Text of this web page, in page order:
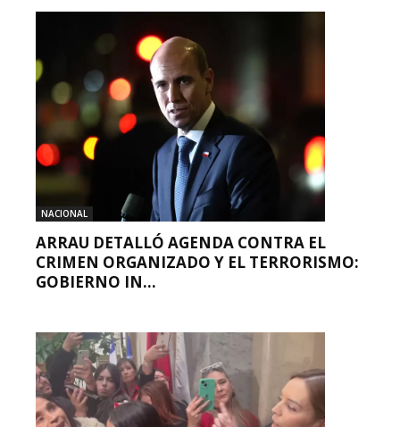
NACIONAL
ARRAU DETALLÓ AGENDA CONTRA EL
CRIMEN ORGANIZADO Y EL TERRORISMO:
GOBIERNO IN...